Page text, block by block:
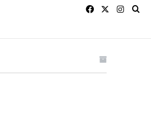
Facebook